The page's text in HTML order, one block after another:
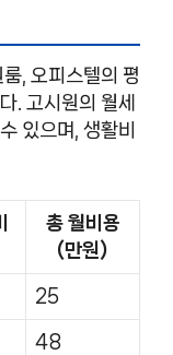
, 오피스텔의 평
. 고시원의 월세
있으며, 생활비
총 월비용
(만원)
25
48